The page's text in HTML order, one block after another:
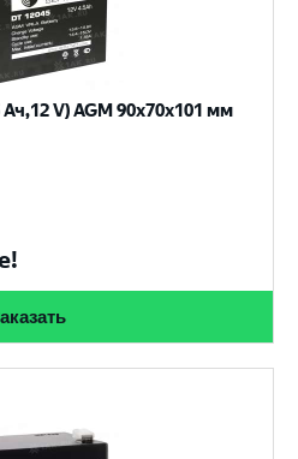
V) AGM 90x70x101 мм